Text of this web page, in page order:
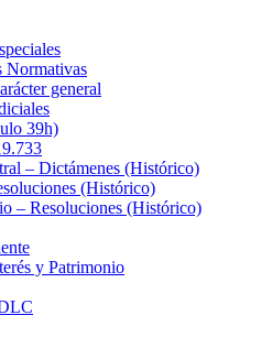
Normativas
general
39h)
– Dictámenes (Histórico)
(Histórico)
– Resoluciones (Histórico)
y Patrimonio